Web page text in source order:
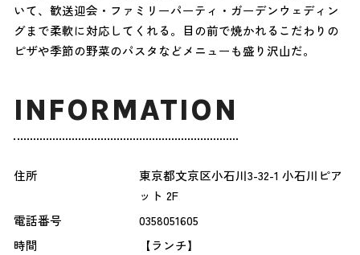
いて、歓送迎会・ファミリーパーティ・ガーデンウェディン
グまで柔軟に対応してくれる。目の前で焼かれるこだわりの
ピザや季節の野菜のパスタなどメニューも盛り沢山だ。
INFORMATION
住所
東京都文京区小石川3-32-1 小石川ピア
ット 2F
電話番号
0358051605
時間
【ランチ】